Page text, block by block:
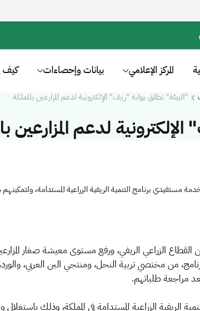
المركز الإعلامي بيانات وإحصاءات كيف
"البيئة" تطلق بوابة "ريف" الإلكترونية لدعم المزارعين بالمملكة
لدعم المزارعين
لخدمة مستفيدي برنامج التنمية الريفية الزراعية
الزراعي الريفي، ورفع مستوى معيشة صغار
من مختصي تربية النحل، ومنتجي البن العربي،
مراجعة طلباتهم.
الريفية الزراعية المستدامة في المملكة، وذلك